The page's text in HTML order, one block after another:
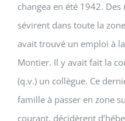
changea en été 1942. Des
sévirent dans toute la
avait trouvé un emploi à
Montier. Il y avait fait la
(q.v.) un collègue. Ce
famille à passer en zone
courant, décidèrent